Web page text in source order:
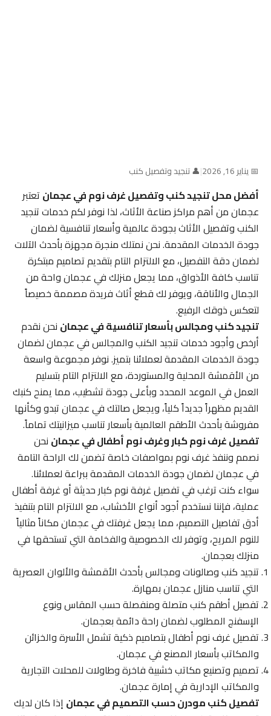
📅 يناير 16, 2026 |👤 تنجيد وتفصيل كنب
أفضل محل تنجيد كنب وتفصيل غرف نوم في عجمانتعتبر
عجمان من أهم مراكز صناعة الأثاث، لذا نوفر لكم خدمات تنجيد
الكنب وتفصيل الأثاث بجودة عالمية وأسعار تنافسية لضمان
جودة الخدمات المقدمة. نحن نمتلك منجرة مجهزة بأحدث الآلات
لضمان دقة التفصيل، مع الالتزام التام بتقديم تصاميم مبتكرة
تناسب كافة الأذواق، مما يجعل منزلك في عجمان واحة من
الجمال والأناقة، ويوفر لك قطع أثاث فريدة مصممة خصيصاً
لتعكس ذوقك الرفيع.
تنجيد كنب ومجالس بأسعار تنافسية في عجماننحن نقدم
أرخص وأجود خدمات تنجيد الكنب والمجالس في عجمان لضمان
جودة الخدمات المقدمة لعملائنا بتميز. نوفر مجموعة واسعة
من الأقمشة المحلية والمستوردة، مع الالتزام التام بتسليم
العمل في الموعد المحدد وبأعلى جودة تشطيب، مما يمنح كنبك
القديم مظهراً جديداً كلياً، ويجعل صالتك في عجمان تبدو وكأنها
مفروشة بأحدث الأطقم العالمية بأسعار تناسب ميزانيتك تماماً.
تفصيل غرف نوم كبار وغرف نوم أطفال في عجماننحن
نصمم وننفذ غرف نوم بمواصفات خاصة تضمن لك الراحة التامة
في عجمان لضمان جودة الخدمات المقدمة ببراعة لعملائنا.
سواء كنت ترغب في تفصيل غرفة نوم كبار حديثة أو غرفة أطفال
عملية، فإننا نستخدم أجود أنواع الأخشاب، مع الالتزام التام بتنفيذ
أدق تفاصيل التصميم، مما يجعل غرفتك في عجمان مكاناً مثالياً
للنوم المريح، وتوفر لك الخصوصية والفخامة التي تستحقها في
منزلك بعجمان.
تنجيد كنب وصالونات ومجالس بأحدث الأقمشة والألوان العصرية
التي تناسب منازل عجمان بمهارة.
تفصيل أطقم كنب متصلة ومنفصلة حسب المقاس ونوع
الإسفنج المطلوب لضمان راحة دائمة بعجمان.
تفصيل غرف نوم أطفال بتصاميم ذكية تشمل الأسرة والخزائن
والمكاتب بأسعار المصنع في عجمان.
تصميم وتصنيع مكاتب خشبية فاخرة وطاولات للمحلات التجارية
والمكاتب الإدارية في إمارة عجمان.
تفصيل كنب مودرن حسب التصميم في عجمانإذا كان لديك